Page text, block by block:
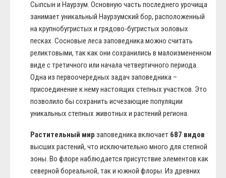
Сыпсын и Наурзум. Основную часть последнего урочища
занимает уникальный Наурзумский бор, расположенный
на крупнобугристых и грядово-бугристых эоловых
песках. Сосновые леса заповедника можно считать
реликтовыми, так как они сохранились в малоизмененном
виде с третичного или начала четвертичного периода.
Одна из первоочередных задач заповедника –
присоединение к нему настоящих степных участков. Это
позволило бы сохранить исчезающие популяции
уникальных степных животных и растений региона.
Растительный мир заповедника включает 687 видов
высших растений, что исключительно много для степной
зоны. Во флоре наблюдается присутствие элементов как
северной бореальной, так и южной флоры. Из древних